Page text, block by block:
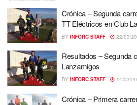
Crónica – Segunda
TT Eléctricos en Club
BY INFORC STAFF 22/03/
Resultados – Segunda
Lanzamigos
BY INFORC STAFF 14/03/
Crónica – Primera